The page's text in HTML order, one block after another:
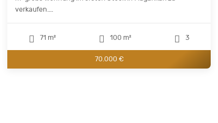
verkaufen....
71 m² 100 m² 3
70.000 €